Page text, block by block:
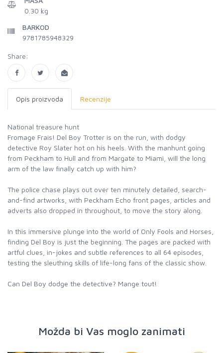
0.30 kg
BARKOD
9781785948329
Share:
Opis proizvoda Recenzije
National treasure hunt
Fromage Frais! Del Boy Trotter is on the run, with dodgy
detective Roy Slater hot on his heels. With the manhunt going
from Peckham to Hull and from Margate to Miami, will the long
arm of the law finally catch up with him?
The police chase plays out over ten minutely detailed, search-
and-find artworks, with Peckham Echo front pages, articles and
adverts also dropped in throughout, to move the story along.
In this immersive plunge into the world of Only Fools and Horses,
finding Del Boy is just the beginning. The pages are packed with
artful clues, in-jokes and subtle references to all 64 episodes,
testing the sleuthing skills of life-long fans of the classic show.
Can Del Boy dodge the detective? Mange tout!
Možda bi Vas moglo zanimati